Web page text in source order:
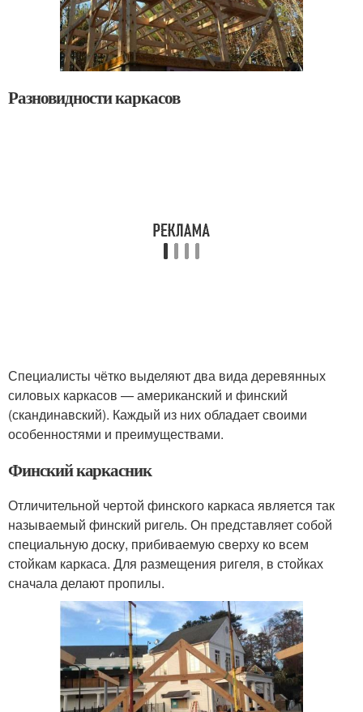
Разновидности каркасов
Специалисты чётко выделяют два вида деревянных
силовых каркасов — американский и финский
(скандинавский). Каждый из них обладает своими
особенностями и преимуществами.
Финский каркасник
Отличительной чертой финского каркаса является так
называемый финский ригель. Он представляет собой
специальную доску, прибиваемую сверху ко всем
стойкам каркаса. Для размещения ригеля, в стойках
сначала делают пропилы.